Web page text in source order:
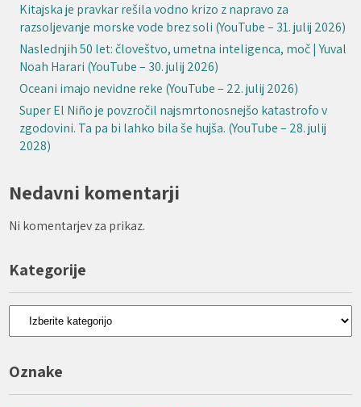
Kitajska je pravkar rešila vodno krizo z napravo za
razsoljevanje morske vode brez soli (YouTube – 31. julij 2026)
Naslednjih 50 let: človeštvo, umetna inteligenca, moč | Yuval
Noah Harari (YouTube – 30. julij 2026)
Oceani imajo nevidne reke (YouTube – 22. julij 2026)
Super El Niño je povzročil najsmrtonosnejšo katastrofo v
zgodovini. Ta pa bi lahko bila še hujša. (YouTube – 28. julij
2028)
Nedavni komentarji
Ni komentarjev za prikaz.
Kategorije
Kategorije
Oznake